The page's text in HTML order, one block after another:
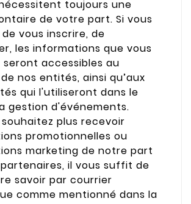
toujours une
de votre part. Si vous
vous inscrire, de
les informations que vous
seront accessibles au
nos entités, ainsi qu’aux
qui l'utiliseront dans le
gestion d'événements.
souhaitez plus recevoir
promotionnelles ou
marketing de notre part
il vous suffit de
savoir par courrier
comme mentionné dans la